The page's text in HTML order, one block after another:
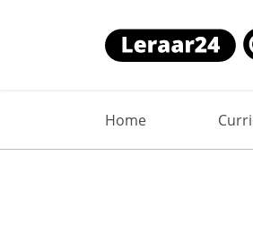
Home